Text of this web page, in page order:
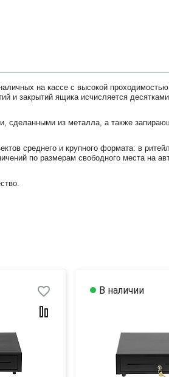
на кассе с высокой
и закрытий ящика исчисляется
сделанными из металла, а также
среднего и крупного формата: в
по размерам свободного места на
favorite_border В наличии